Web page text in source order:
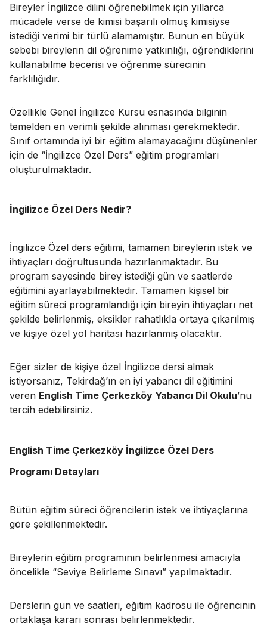
Bireyler İngilizce dilini öğrenebilmek için yıllarca
mücadele verse de kimisi başarılı olmuş kimisiyse
istediği verimi bir türlü alamamıştır. Bunun en büyük
sebebi bireylerin dil öğrenime yatkınlığı, öğrendiklerini
kullanabilme becerisi ve öğrenme sürecinin
farklılığıdır.
Özellikle Genel İngilizce Kursu esnasında bilginin
temelden en verimli şekilde alınması gerekmektedir.
Sınıf ortamında iyi bir eğitim alamayacağını düşünenler
için de “İngilizce Özel Ders” eğitim programları
oluşturulmaktadır.
İngilizce Özel Ders Nedir?
İngilizce Özel ders eğitimi, tamamen bireylerin istek ve
ihtiyaçları doğrultusunda hazırlanmaktadır. Bu
program sayesinde birey istediği gün ve saatlerde
eğitimini ayarlayabilmektedir. Tamamen kişisel bir
eğitim süreci programlandığı için bireyin ihtiyaçları net
şekilde belirlenmiş, eksikler rahatlıkla ortaya çıkarılmış
ve kişiye özel yol haritası hazırlanmış olacaktır.
Eğer sizler de kişiye özel İngilizce dersi almak
istiyorsanız, Tekirdağ’ın en iyi yabancı dil eğitimini
veren English Time Çerkezköy Yabancı Dil Okulu’nu
tercih edebilirsiniz.
English Time Çerkezköy İngilizce Özel Ders
Programı Detayları
Bütün eğitim süreci öğrencilerin istek ve ihtiyaçlarına
göre şekillenmektedir.
Bireylerin eğitim programının belirlenmesi amacıyla
öncelikle “Seviye Belirleme Sınavı” yapılmaktadır.
Derslerin gün ve saatleri, eğitim kadrosu ile öğrencinin
ortaklaşa kararı sonrası belirlenmektedir.